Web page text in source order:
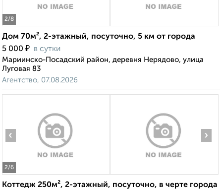
2/8
Дом 70м², 2-этажный, посуточно, 5 км от города
5 000 ₽ в сутки
Мариинско-Посадский район, деревня Нерядово, улица
Луговая 83
Агентство, 07.08.2026
2/6
‹ ›
Коттедж 250м², 2-этажный, посуточно, в черте города